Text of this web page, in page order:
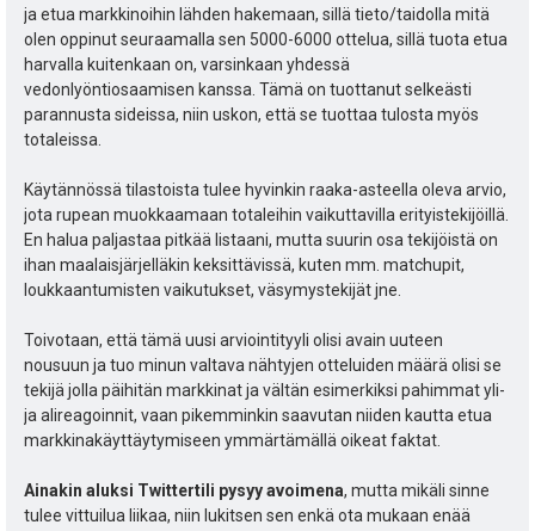
ja etua markkinoihin lähden hakemaan, sillä tieto/taidolla mitä
olen oppinut seuraamalla sen 5000-6000 ottelua, sillä tuota etua
harvalla kuitenkaan on, varsinkaan yhdessä
vedonlyöntiosaamisen kanssa. Tämä on tuottanut selkeästi
parannusta sideissa, niin uskon, että se tuottaa tulosta myös
totaleissa.
Käytännössä tilastoista tulee hyvinkin raaka-asteella oleva arvio,
jota rupean muokkaamaan totaleihin vaikuttavilla erityistekijöillä.
En halua paljastaa pitkää listaani, mutta suurin osa tekijöistä on
ihan maalaisjärjelläkin keksittävissä, kuten mm. matchupit,
loukkaantumisten vaikutukset, väsymystekijät jne.
Toivotaan, että tämä uusi arviointityyli olisi avain uuteen
nousuun ja tuo minun valtava nähtyjen otteluiden määrä olisi se
tekijä jolla päihitän markkinat ja vältän esimerkiksi pahimmat yli-
ja alireagoinnit, vaan pikemminkin saavutan niiden kautta etua
markkinakäyttäytymiseen ymmärtämällä oikeat faktat.
Ainakin aluksi Twittertili pysyy avoimena, mutta mikäli sinne
tulee vittuilua liikaa, niin lukitsen sen enkä ota mukaan enää